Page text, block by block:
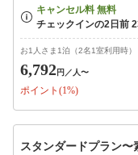
お1人さま1泊（2名1室利用時）
6,792円 ／人〜
ポイント(1%)
スタンダードプラン